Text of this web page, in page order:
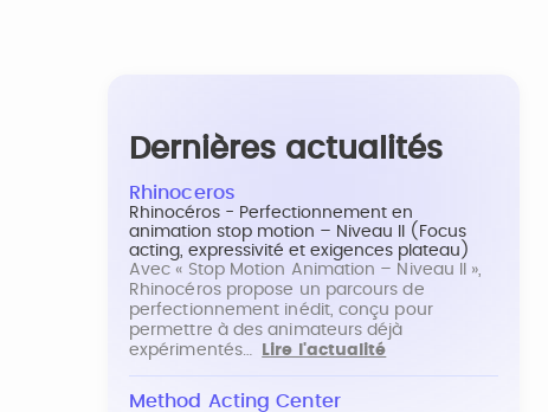
Dernières actualités
Rhinoceros
Rhinocéros - Perfectionnement en
animation stop motion – Niveau II (Focus
acting, expressivité et exigences plateau)
Avec « Stop Motion Animation – Niveau II »,
Rhinocéros propose un parcours de
perfectionnement inédit, conçu pour
permettre à des animateurs déjà
expérimentés…
Lire l'actualité
Method Acting Center